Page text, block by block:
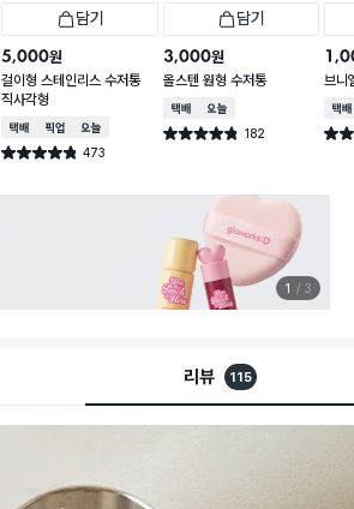
담기
5,000원
걸이형 스테인리스 수저통
직사각형
택배배송매장픽업오늘배송
별점 4.8점 473
건 작성
담기
3,000원
올스텐 원형 수저통
택배배송오늘배송
별점 4.8점 182
건 작성
브니
택배
별점
1 3
리뷰 115